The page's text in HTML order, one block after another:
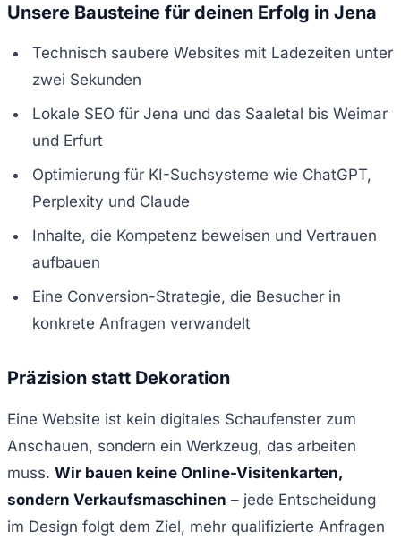
Unsere Bausteine für deinen Erfolg in Jena
Technisch saubere Websites mit Ladezeiten unter
zwei Sekunden
Lokale SEO für Jena und das Saaletal bis Weimar
und Erfurt
Optimierung für KI-Suchsysteme wie ChatGPT,
Perplexity und Claude
Inhalte, die Kompetenz beweisen und Vertrauen
aufbauen
Eine Conversion-Strategie, die Besucher in
konkrete Anfragen verwandelt
Präzision statt Dekoration
Eine Website ist kein digitales Schaufenster zum
Anschauen, sondern ein Werkzeug, das arbeiten
muss. Wir bauen keine Online-Visitenkarten,
sondern Verkaufsmaschinen – jede Entscheidung
im Design folgt dem Ziel, mehr qualifizierte Anfragen